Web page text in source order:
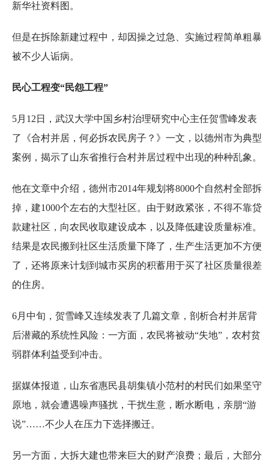
新华社资料图。
但是在拆除新建过程中，却因操之过急、实施过程简单粗暴
被不少人诟病。
民心工程变“民怨工程”
5月12日，武汉大学中国乡村治理研究中心主任贺雪峰发表
了《合村并居，何必拆农民房子？》一文，以德州市为典型
案例，揭示了山东省推行合村并居过程中出现的种种乱象。
他在文章中介绍，德州市2014年规划将8000个自然村全部拆
掉，建1000个左右的大型社区。由于财政紧张，不得不靠贷
款建社区，向农民收取建设成本，以及降低建设质量标准。
结果是农民搬到社区生活质量下降了，生产生活更加不方便
了，还将原来计划到城市买房的积蓄用于买了社区质量很差
的住房。
6月中旬，贺雪峰又连续发表了几篇文章，剖析合村并居背
后潜藏的系统性风险：一方面，农民将被动“失地”，农村贫
弱群体利益受到冲击。
据媒体报道，山东省惠民县胡集镇小范村的村民们如果坚守
原地，就会遭遇噪声骚扰，干扰生意，断水断电，亲朋“游
说”……不少人在压力下选择搬迁。
另一方面，大拆大建也带来巨大的财产浪费；最后，大部分